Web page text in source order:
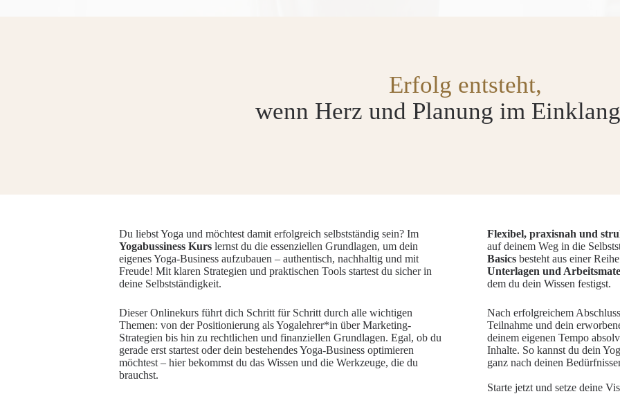
Erfolg entsteht,
wenn Herz und Planung im
Du liebst Yoga und möchtest damit erfolgreich selbstständig sein? Im
Yogabussiness Kurs lernst du die essenziellen Grundlagen, um dein
eigenes Yoga-Business aufzubauen – authentisch, nachhaltig und mit
Freude! Mit klaren Strategien und praktischen Tools startest du sicher in
deine Selbstständigkeit.
Dieser Onlinekurs führt dich Schritt für Schritt durch alle wichtigen
Themen: von der Positionierung als Yogalehrer*in über Marketing-
Strategien bis hin zu rechtlichen und finanziellen Grundlagen. Egal, ob du
gerade erst startest oder dein bestehendes Yoga-Business optimieren
möchtest – hier bekommst du das Wissen und die Werkzeuge, die du
brauchst.
Flexibel, praxisnah und
auf deinem Weg in die
Basics besteht aus einer
Unterlagen und
dem du dein Wissen festigst.
Nach erfolgreichem
Teilnahme und dein
deinem eigenen Tempo
Inhalte. So kannst du dein
ganz nach deinen
Starte jetzt und setze deine